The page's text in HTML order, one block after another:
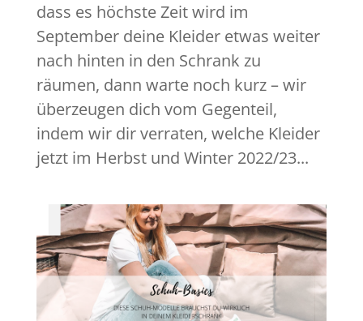
dass es höchste Zeit wird im
September deine Kleider etwas weiter
nach hinten in den Schrank zu
räumen, dann warte noch kurz – wir
überzeugen dich vom Gegenteil,
indem wir dir verraten, welche Kleider
jetzt im Herbst und Winter 2022/23...